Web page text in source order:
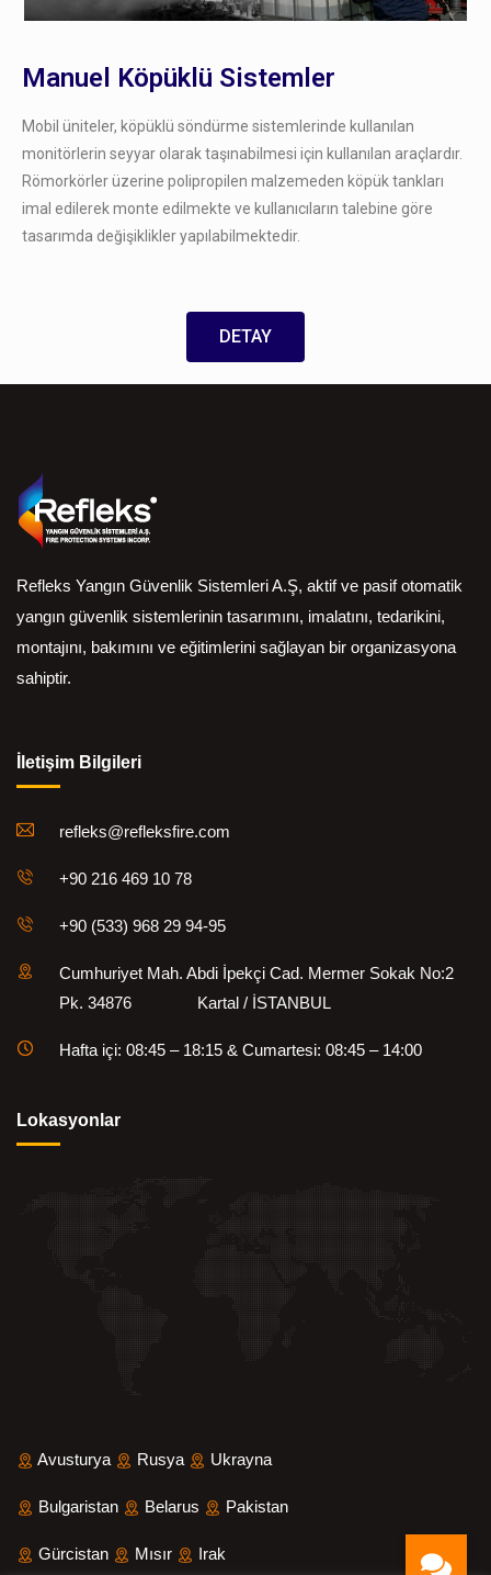
Manuel Köpüklü Sistemler
Mobil üniteler, köpüklü söndürme sistemlerinde kullanılan
monitörlerin seyyar olarak taşınabilmesi için kullanılan araçlardır.
Römorkörler üzerine polipropilen malzemeden köpük tankları
imal edilerek monte edilmekte ve kullanıcıların talebine göre
tasarımda değişiklikler yapılabilmektedir.
DETAY
Refleks Yangın Güvenlik Sistemleri A.Ş, aktif ve pasif otomatik
yangın güvenlik sistemlerinin tasarımını, imalatını, tedarikini,
montajını, bakımını ve eğitimlerini sağlayan bir organizasyona
sahiptir.
İletişim Bilgileri
refleks@refleksfire.com
+90 216 469 10 78
+90 (533) 968 29 94-95
Cumhuriyet Mah. Abdi İpekçi Cad. Mermer Sokak No:2
Pk. 34876 Kartal / İSTANBUL
Hafta içi: 08:45 – 18:15 & Cumartesi: 08:45 – 14:00
Lokasyonlar
Avusturya Rusya Ukrayna
Bulgaristan Belarus Pakistan
Gürcistan Mısır Irak